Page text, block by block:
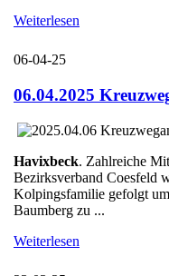
Weiterlesen
06-04-25
06.04.2025
Havixbeck. Zahlreiche
Bezirksverband Coesfeld
Kolpingsfamilie gefolgt
Baumberg zu ...
Weiterlesen